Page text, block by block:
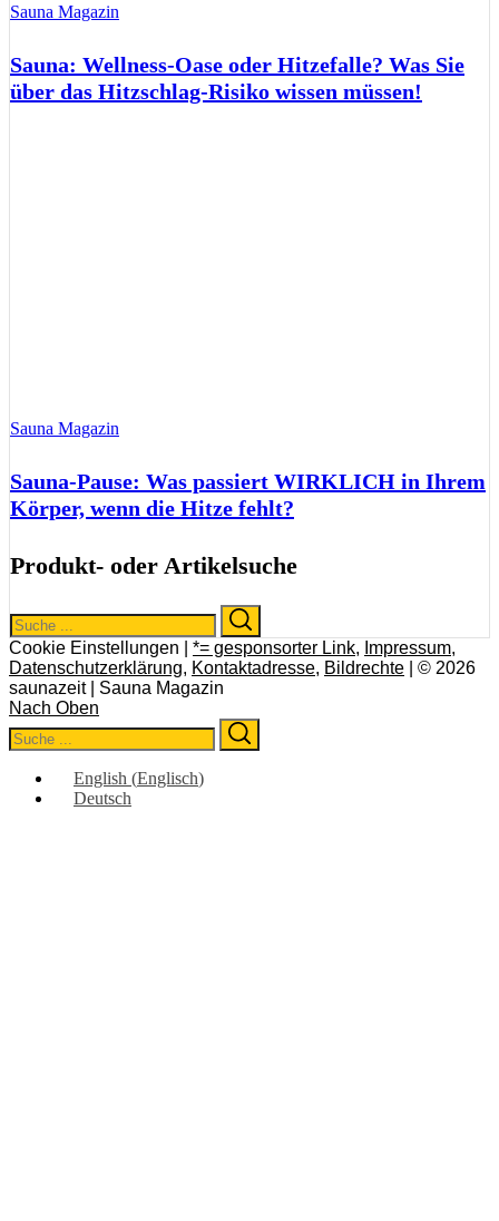
Sauna Magazin
Sauna: Wellness-Oase oder Hitzefalle? Was Sie
über das Hitzschlag-Risiko wissen müssen!
Sauna Magazin
Sauna-Pause: Was passiert WIRKLICH in Ihrem
Körper, wenn die Hitze fehlt?
Produkt- oder Artikelsuche
Search
for:
Cookie Einstellungen | *= gesponsorter Link, Impressum,
Datenschutzerklärung, Kontaktadresse, Bildrechte | © 2026
saunazeit | Sauna Magazin
Nach Oben
Search
for:
English (Englisch)
Deutsch